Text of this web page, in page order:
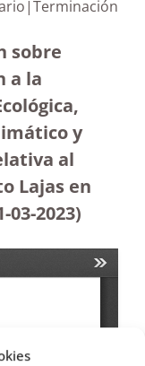
sobre
a la
y
al
Lajas en
03-2023)